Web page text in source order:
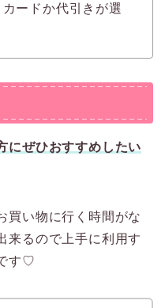
ードか代引きが選
にぜひおすすめしたい
買い物に行く時間がな
来るので上手に利用す
す♡